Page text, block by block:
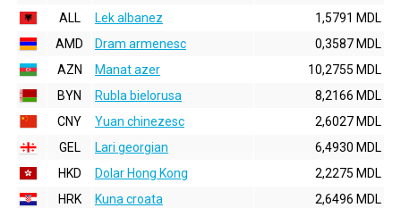
ALL
Lek albanez
1,5791 MDL
AMD
Dram armenesc
0,3587 MDL
AZN
Manat azer
10,2755 MDL
BYN
Rubla bielorusa
8,2166 MDL
CNY
Yuan chinezesc
2,6027 MDL
GEL
Lari georgian
6,4930 MDL
HKD
Dolar Hong Kong
2,2275 MDL
HRK
Kuna croata
2,6496 MDL